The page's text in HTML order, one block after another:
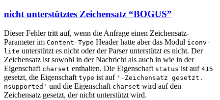
nicht unterstütztes Zeichensatz “BOGUS”
Dieser Fehler tritt auf, wenn die Anfrage einen Zeichensatz-
Parameter im Content-Type Header hatte aber das Modul iconv-
lite unterstützt es nicht oder der Parser unterstützt es nicht. Der
Zeichensatz ist sowohl in der Nachricht als auch in wie in der
Eigenschaft charset enthalten. Die Eigenschaft status ist auf 415
gesetzt, die Eigenschaft type ist auf '-Zeichensatz gesetzt.
nsupported' und die Eigenschaft charset wird auf den
Zeichensatz gesetzt, der nicht unterstützt wird.